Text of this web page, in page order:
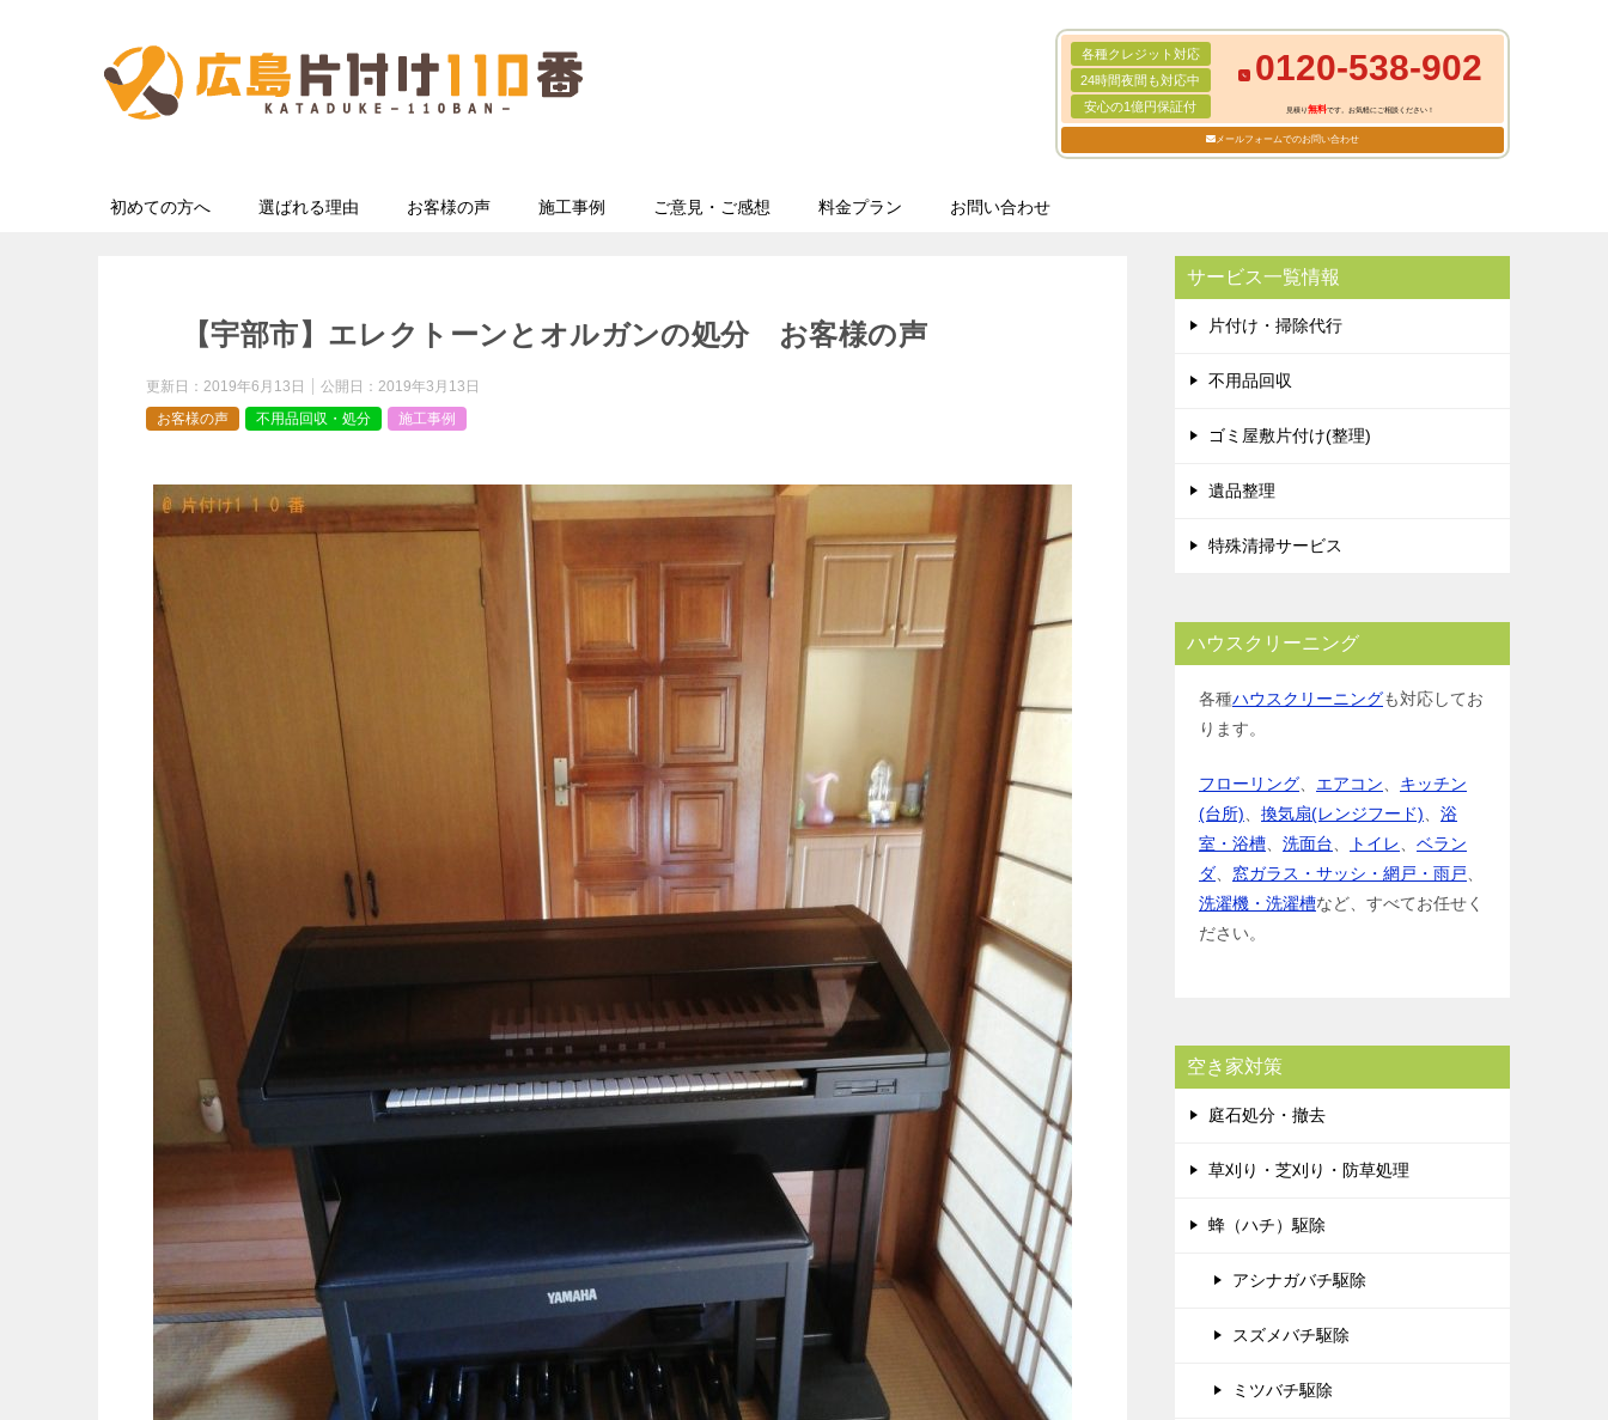
各種クレジット対応
24時間夜間も対応中
安心の1億円保証付
0120-538-902
見積り無料です。お気軽にご相談ください！
メールフォームでのお問い合わせ
初めての方へ 選ばれる理由 お客様の声 施工事例 ご意見・ご感想 料金プラン お問い合わせ
【宇部市】エレクトーンとオルガンの処分 お客様の声
更新日： 2019年6月13日 公開日： 2019年3月13日
お客様の声
不用品回収・処分 施工事例
サービス一覧情報
片付け・掃除代行
不用品回収
ゴミ屋敷片付け(整理)
遺品整理
特殊清掃サービス
ハウスクリーニング
各種ハウスクリーニングも対応してお
ります。
フローリング エアコン
キッチン
(台所)
換気扇(レンジフード)
浴
室・浴槽
洗面台 トイレ
ベラン
ダ
窓ガラス・サッシ・網戸・雨戸
洗濯機・洗濯槽など、すべてお任せく
ださい。
空き家対策
庭石処分・撤去
草刈り・芝刈り・防草処理
蜂（ハチ）駆除
アシナガバチ駆除
スズメバチ駆除
ミツバチ駆除